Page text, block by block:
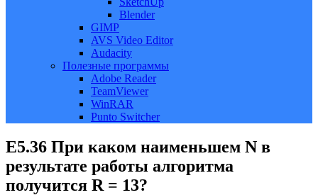
Blender
GIMP
AVS Video Editor
Audacity
Полезные программы
Adobe Reader
TeamViewer
WinRAR
Punto Switcher
Е5.36 При каком наименьшем N в
результате работы алгоритма
получится R = 13?